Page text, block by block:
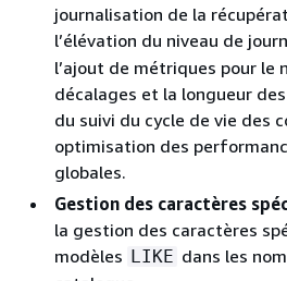
journalisation de la
l’élévation du niveau de
l’ajout de métriques pour le
décalages et la longueur
du suivi du cycle de vie des
optimisation des
globales.
Gestion des caractères
la gestion des caractères
modèles LIKE dans les